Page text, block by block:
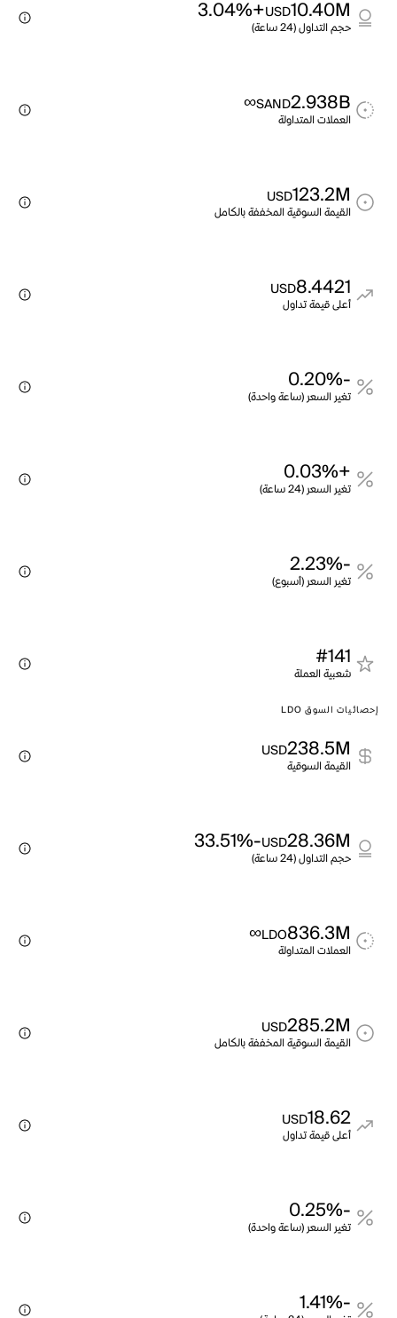
10.40M
USD
+3.04%
حجم التداول (24 ساعة)
2.938B
SAND
∞
العملات المتداولة
123.2M
USD
القيمة السوقية المخففة بالكامل
8.4421
USD
أعلى قيمة تداول
-0.20%
تغير السعر (ساعة واحدة)
+0.03%
تغير السعر (24 ساعة)
-2.23%
تغير السعر (أسبوع)
#141
شعبية العملة
إحصائيات السوق LDO
238.5M
USD
القيمة السوقية
28.36M
USD
-33.51%
حجم التداول (24 ساعة)
836.3M
LDO
∞
العملات المتداولة
285.2M
USD
القيمة السوقية المخففة بالكامل
18.62
USD
أعلى قيمة تداول
-0.25%
تغير السعر (ساعة واحدة)
-1.41%